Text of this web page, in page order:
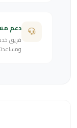
دعم
فريق